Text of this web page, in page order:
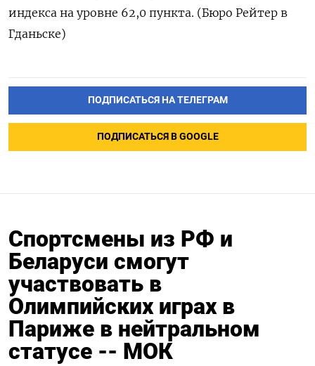
индекса на уровне 62,0 пункта. (Бюро Рейтер в
Гданьске)
ПОДПИСАТЬСЯ НА ТЕЛЕГРАМ
ПОДПИСАТЬСЯ В GOOGLE
Спортсмены из РФ и
Беларуси смогут
участвовать в
Олимпийских играх в
Париже в нейтральном
статусе -- МОК